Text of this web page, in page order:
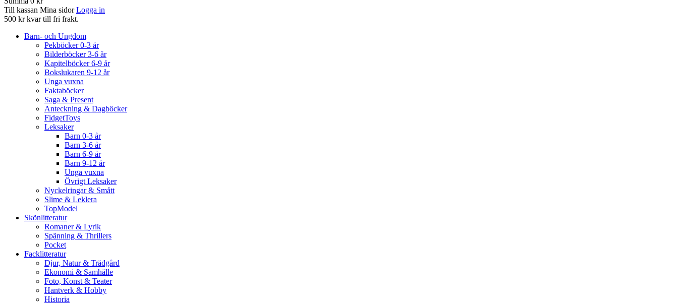
Till kassan Mina sidor Logga in
500 kr kvar till fri frakt.
Barn- och Ungdom
Pekböcker 0-3 år
Bilderböcker 3-6 år
Kapitelböcker 6-9 år
Bokslukaren 9-12 år
Unga vuxna
Faktaböcker
Saga & Present
Anteckning & Dagböcker
FidgetToys
Leksaker
Barn 0-3 år
Barn 3-6 år
Barn 6-9 år
Barn 9-12 år
Unga vuxna
Övrigt Leksaker
Nyckelringar & Smått
Slime & Leklera
TopModel
Skönlitteratur
Romaner & Lyrik
Spänning & Thrillers
Pocket
Facklitteratur
Djur, Natur & Trädgård
Ekonomi & Samhälle
Foto, Konst & Teater
Hantverk & Hobby
Historia